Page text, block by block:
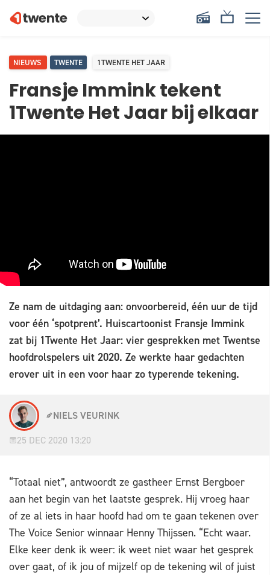
NIEUWS TWENTE 1TWENTE HET JAAR
Fransje Immink tekent
1Twente Het Jaar bij elkaar
Ze nam de uitdaging aan: onvoorbereid, één uur de tijd
voor één ‘spotprent’. Huiscartoonist Fransje Immink
zat bij 1Twente Het Jaar: vier gesprekken met Twentse
hoofdrolspelers uit 2020. Ze werkte haar gedachten
erover uit in een voor haar zo typerende tekening.
NIELS VEURINK
25 DEC 2020 13:20
“Totaal niet”, antwoordt ze gastheer Ernst Bergboer
aan het begin van het laatste gesprek. Hij vroeg haar
of ze al iets in haar hoofd had om te gaan tekenen over
The Voice Senior winnaar Henny Thijssen. “Echt waar.
Elke keer denk ik weer: ik weet niet waar het gesprek
over gaat, of ik jou of mijzelf op de tekening wil of juist